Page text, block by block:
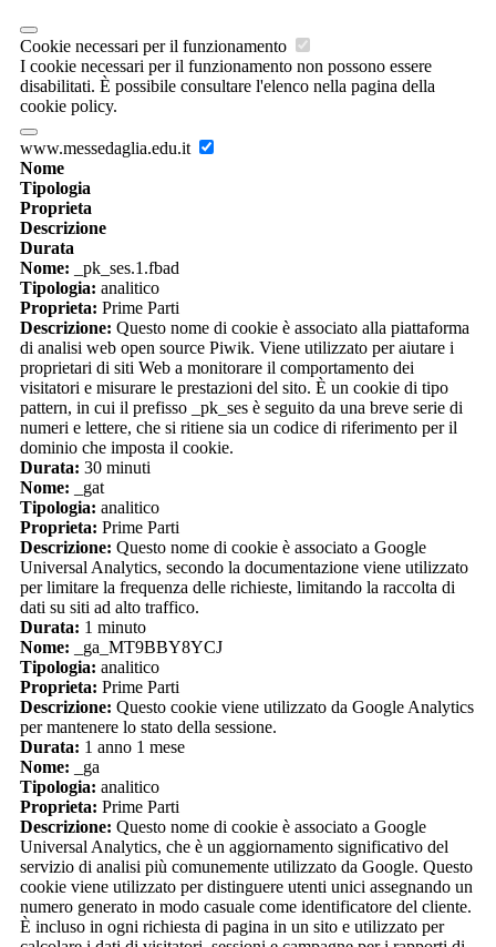
Cookie necessari per il funzionamento
I cookie necessari per il funzionamento non possono essere
disabilitati. È possibile consultare l'elenco nella pagina della
cookie policy.
www.messedaglia.edu.it
Nome
Tipologia
Proprieta
Descrizione
Durata
Nome: _pk_ses.1.fbad
Tipologia: analitico
Proprieta: Prime Parti
Descrizione: Questo nome di cookie è associato alla piattaforma
di analisi web open source Piwik. Viene utilizzato per aiutare i
proprietari di siti Web a monitorare il comportamento dei
visitatori e misurare le prestazioni del sito. È un cookie di tipo
pattern, in cui il prefisso _pk_ses è seguito da una breve serie di
numeri e lettere, che si ritiene sia un codice di riferimento per il
dominio che imposta il cookie.
Durata: 30 minuti
Nome: _gat
Tipologia: analitico
Proprieta: Prime Parti
Descrizione: Questo nome di cookie è associato a Google
Universal Analytics, secondo la documentazione viene utilizzato
per limitare la frequenza delle richieste, limitando la raccolta di
dati su siti ad alto traffico.
Durata: 1 minuto
Nome: _ga_MT9BBY8YCJ
Tipologia: analitico
Proprieta: Prime Parti
Descrizione: Questo cookie viene utilizzato da Google Analytics
per mantenere lo stato della sessione.
Durata: 1 anno 1 mese
Nome: _ga
Tipologia: analitico
Proprieta: Prime Parti
Descrizione: Questo nome di cookie è associato a Google
Universal Analytics, che è un aggiornamento significativo del
servizio di analisi più comunemente utilizzato da Google. Questo
cookie viene utilizzato per distinguere utenti unici assegnando un
numero generato in modo casuale come identificatore del cliente.
È incluso in ogni richiesta di pagina in un sito e utilizzato per